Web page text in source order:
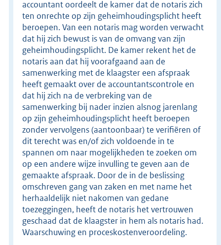
accountant oordeelt de kamer dat de notaris zich
ten onrechte op zijn geheimhoudingsplicht heeft
beroepen. Van een notaris mag worden verwacht
dat hij zich bewust is van de omvang van zijn
geheimhoudingsplicht. De kamer rekent het de
notaris aan dat hij voorafgaand aan de
samenwerking met de klaagster een afspraak
heeft gemaakt over de accountantscontrole en
dat hij zich na de verbreking van de
samenwerking bij nader inzien alsnog jarenlang
op zijn geheimhoudingsplicht heeft beroepen
zonder vervolgens (aantoonbaar) te verifiëren of
dit terecht was en/of zich voldoende in te
spannen om naar mogelijkheden te zoeken om
op een andere wijze invulling te geven aan de
gemaakte afspraak. Door de in de beslissing
omschreven gang van zaken en met name het
herhaaldelijk niet nakomen van gedane
toezeggingen, heeft de notaris het vertrouwen
geschaad dat de klaagster in hem als notaris had.
Waarschuwing en proceskostenveroordeling.